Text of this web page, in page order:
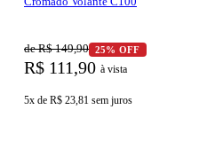
de R$ 149,90 25% OFF
R$ 111,90 à vista
5x de R$ 23,81 sem juros